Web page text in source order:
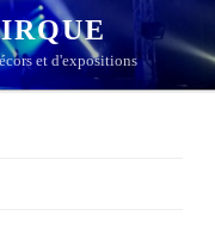
et d'expositions